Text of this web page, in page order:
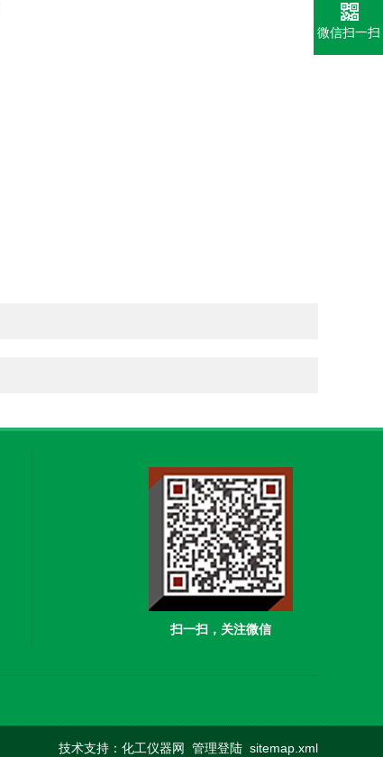
扫一扫，关注微信
技术支持： 化工仪器网 管理登陆 sitemap.xml
微信扫一扫